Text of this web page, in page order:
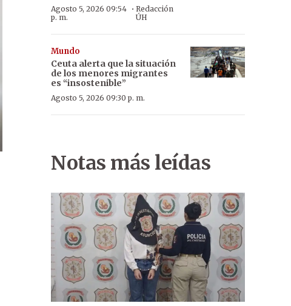
Agosto 5, 2026 09:54
p. m.
· Redacción
ÚH
Mundo
Ceuta alerta que la situación
de los menores migrantes
es “insostenible”
Agosto 5, 2026 09:30 p. m.
Notas más leídas